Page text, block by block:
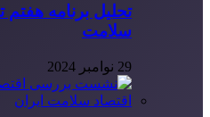
تحلیل برنامه
سلامت
29 نوامبر 2024